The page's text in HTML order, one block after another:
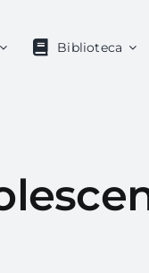
Biblioteca